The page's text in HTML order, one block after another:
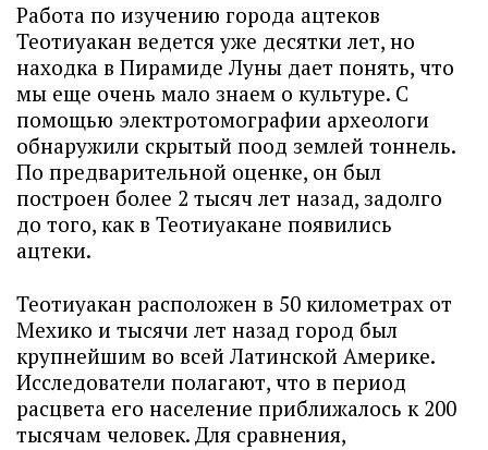
Работа по изучению города ацтеков
Теотиуакан ведется уже десятки лет, но
находка в Пирамиде Луны дает понять, что
мы еще очень мало знаем о культуре. С
помощью электротомографии археологи
обнаружили скрытый поод землей тоннель.
По предварительной оценке, он был
построен более 2 тысяч лет назад, задолго
до того, как в Теотиуакане появились
ацтеки.
Теотиуакан расположен в 50 километрах от
Мехико и тысячи лет назад город был
крупнейшим во всей Латинской Америке.
Исследователи полагают, что в период
расцвета его население приближалось к 200
тысячам человек. Для сравнения,